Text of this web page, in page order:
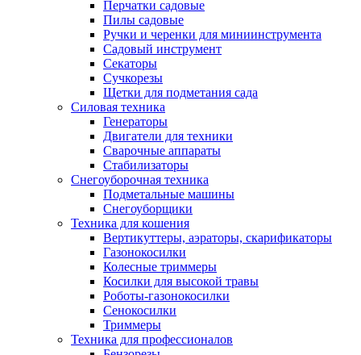
Перчатки садовые
Пилы садовые
Ручки и черенки для миниинструмента
Садовый инструмент
Секаторы
Сучкорезы
Щетки для подметания сада
Силовая техника
Генераторы
Двигатели для техники
Сварочные аппараты
Стабилизаторы
Снегоуборочная техника
Подметальные машины
Снегоуборщики
Техника для кошения
Вертикуттеры, аэраторы, скарификаторы
Газонокосилки
Колесные триммеры
Косилки для высокой травы
Роботы-газонокосилки
Сенокосилки
Триммеры
Техника для профессионалов